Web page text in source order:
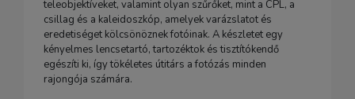
teleobjektíveket, valamint olyan szűrőket, mint a CPL, a
csillag és a kaleidoszkóp, amelyek varázslatot és
eredetiséget kölcsönöznek fotóinak. A készletet egy
kényelmes lencsetartó, tartozéktok és tisztítókendő
egészíti ki, így tökéletes útitárs a fotózás minden
rajongója számára.